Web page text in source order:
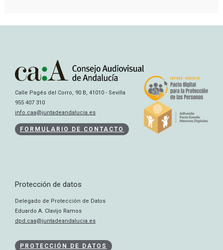
Calle Pagés del Corro, 90 B, 41010 - Sevilla
955 407 310
info.caa@juntadeandalucia.es
FORMULARIO DE CONTACTO
Protección de datos
Delegado de Protección de Datos
Eduardo A. Clavijo Ramos
dpd.caa@juntadeandalucia.es
PROTECCIÓN DE DATOS